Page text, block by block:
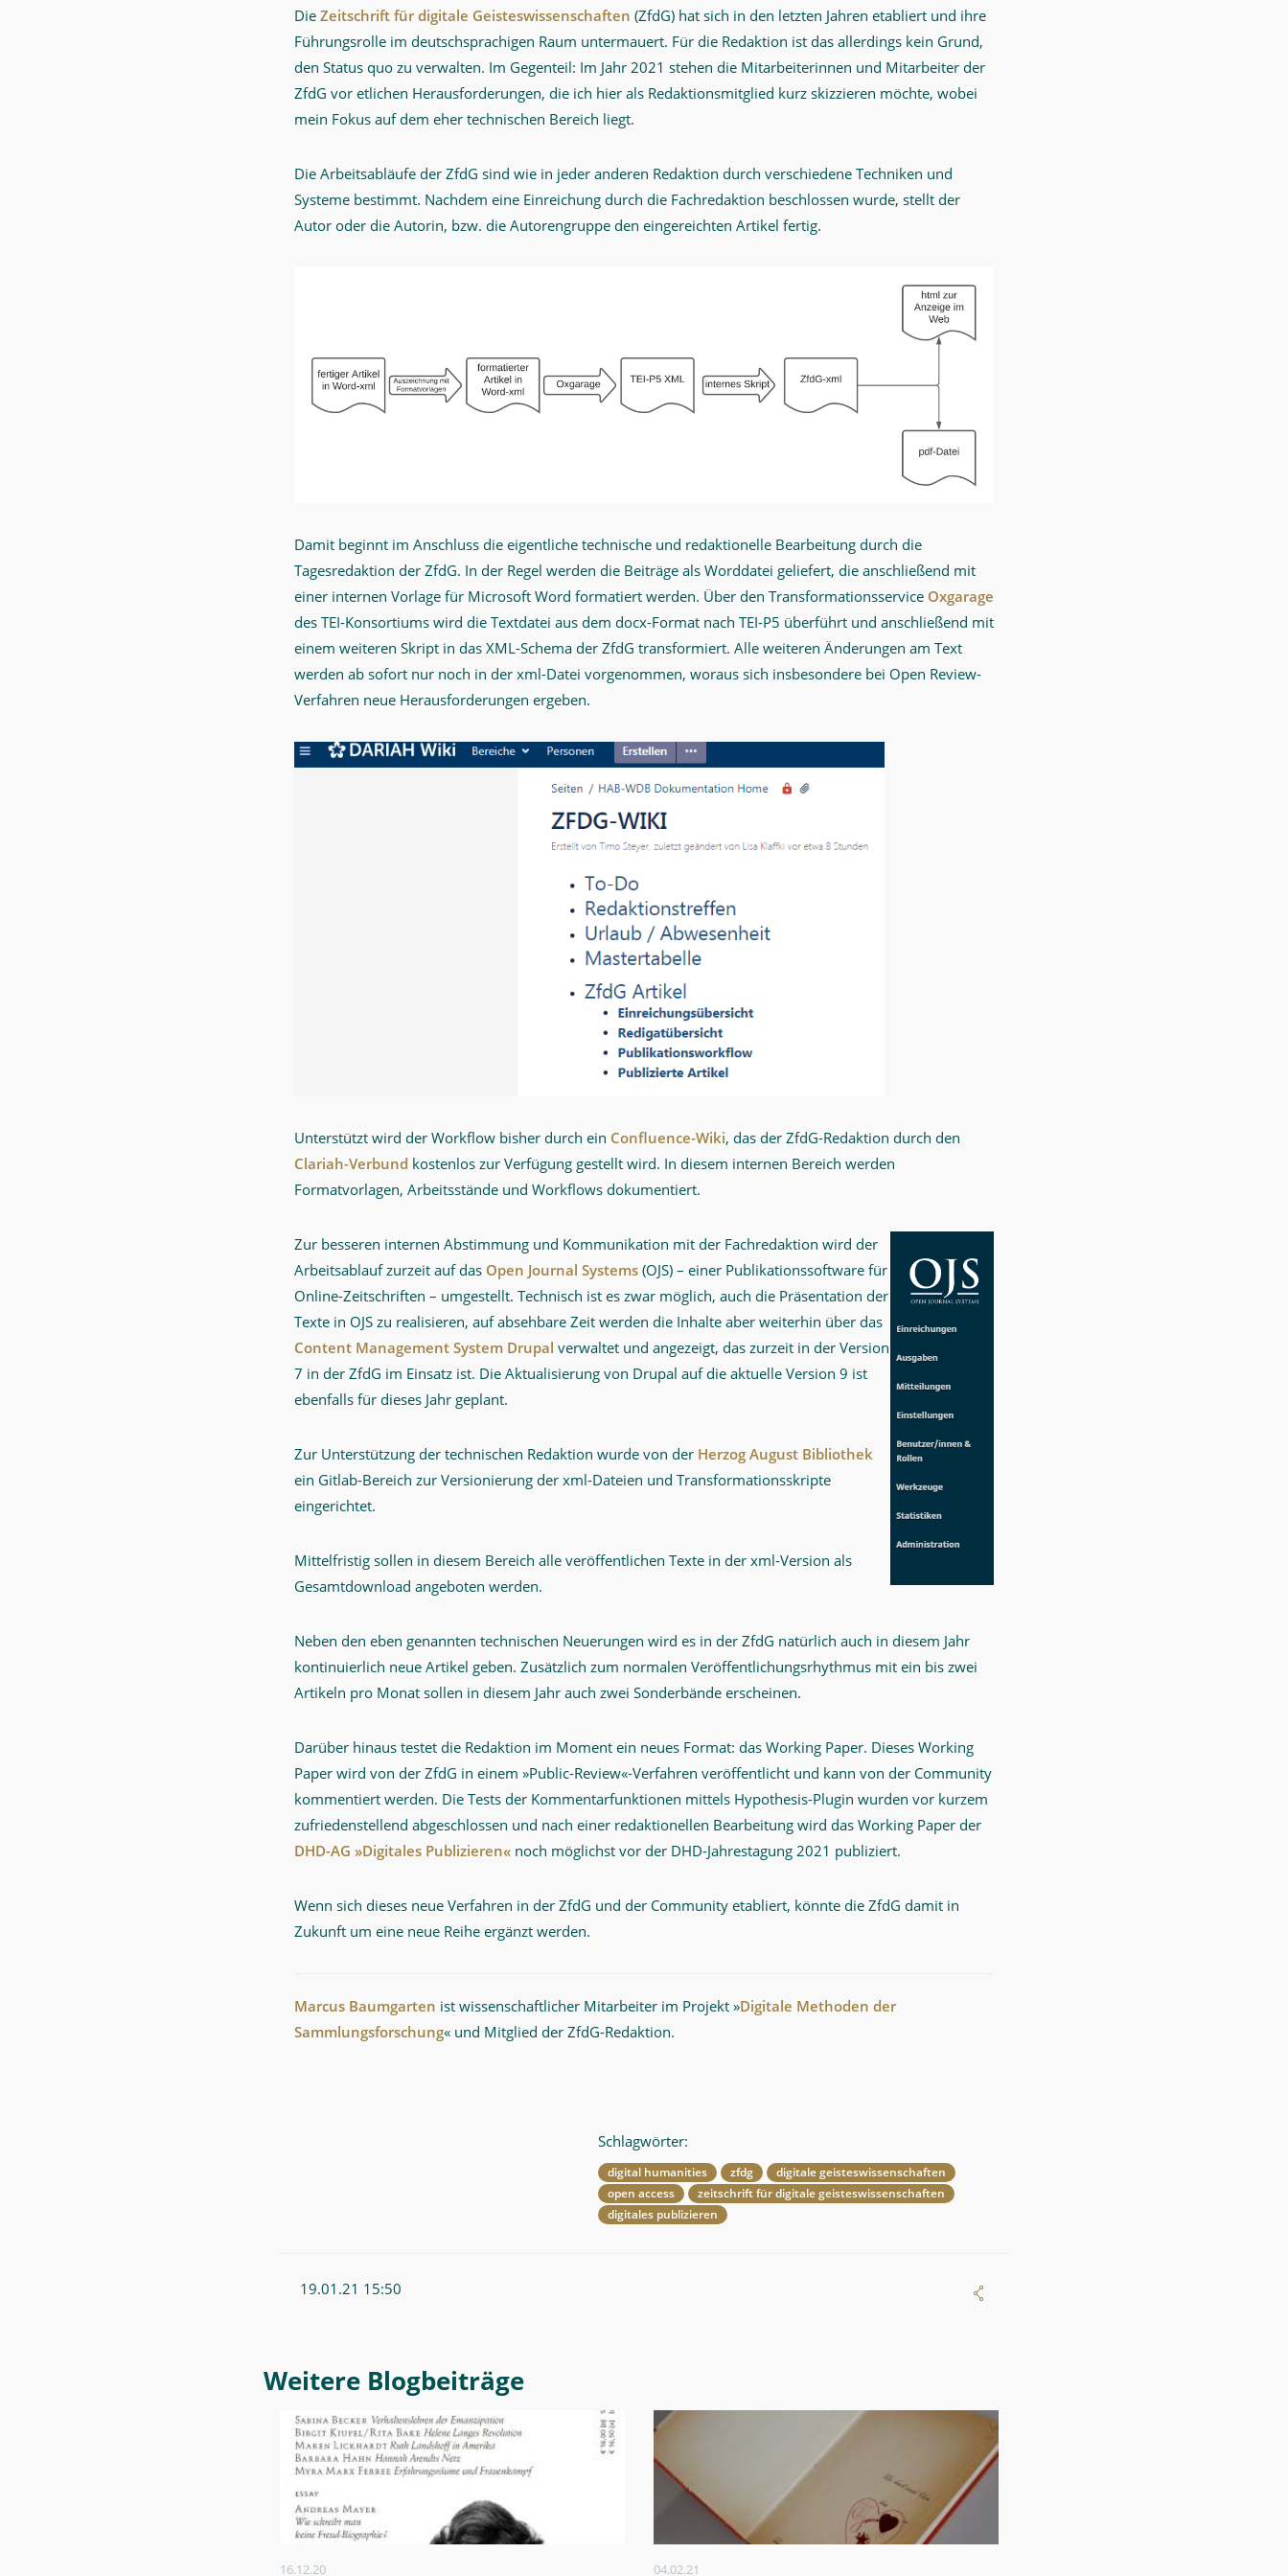
Die Zeitschrift für digitale Geisteswissenschaften (ZfdG) hat sich in den letzten Jahren etabliert und ihre
Führungsrolle im deutschsprachigen Raum untermauert. Für die Redaktion ist das allerdings kein Grund,
den Status quo zu verwalten. Im Gegenteil: Im Jahr 2021 stehen die Mitarbeiterinnen und Mitarbeiter der
ZfdG vor etlichen Herausforderungen, die ich hier als Redaktionsmitglied kurz skizzieren möchte, wobei
mein Fokus auf dem eher technischen Bereich liegt.
Die Arbeitsabläufe der ZfdG sind wie in jeder anderen Redaktion durch verschiedene Techniken und
Systeme bestimmt. Nachdem eine Einreichung durch die Fachredaktion beschlossen wurde, stellt der
Autor oder die Autorin, bzw. die Autorengruppe den eingereichten Artikel fertig.
Damit beginnt im Anschluss die eigentliche technische und redaktionelle Bearbeitung durch die
Tagesredaktion der ZfdG. In der Regel werden die Beiträge als Worddatei geliefert, die anschließend mit
einer internen Vorlage für Microsoft Word formatiert werden. Über den Transformationsservice Oxgarage
des TEI-Konsortiums wird die Textdatei aus dem docx-Format nach TEI-P5 überführt und anschließend mit
einem weiteren Skript in das XML-Schema der ZfdG transformiert. Alle weiteren Änderungen am Text
werden ab sofort nur noch in der xml-Datei vorgenommen, woraus sich insbesondere bei Open Review-
Verfahren neue Herausforderungen ergeben.
Unterstützt wird der Workflow bisher durch ein Confluence-Wiki, das der ZfdG-Redaktion durch den
Clariah-Verbund kostenlos zur Verfügung gestellt wird. In diesem internen Bereich werden
Formatvorlagen, Arbeitsstände und Workflows dokumentiert.
Zur besseren internen Abstimmung und Kommunikation mit der Fachredaktion wird der
Arbeitsablauf zurzeit auf das Open Journal Systems (OJS) – einer Publikationssoftware für
Online-Zeitschriften – umgestellt. Technisch ist es zwar möglich, auch die Präsentation der
Texte in OJS zu realisieren, auf absehbare Zeit werden die Inhalte aber weiterhin über das
Content Management System Drupal verwaltet und angezeigt, das zurzeit in der Version
7 in der ZfdG im Einsatz ist. Die Aktualisierung von Drupal auf die aktuelle Version 9 ist
ebenfalls für dieses Jahr geplant.
Zur Unterstützung der technischen Redaktion wurde von der Herzog August Bibliothek
ein Gitlab-Bereich zur Versionierung der xml-Dateien und Transformationsskripte
eingerichtet.
Mittelfristig sollen in diesem Bereich alle veröffentlichen Texte in der xml-Version als
Gesamtdownload angeboten werden.
Neben den eben genannten technischen Neuerungen wird es in der ZfdG natürlich auch in diesem Jahr
kontinuierlich neue Artikel geben. Zusätzlich zum normalen Veröffentlichungsrhythmus mit ein bis zwei
Artikeln pro Monat sollen in diesem Jahr auch zwei Sonderbände erscheinen.
Darüber hinaus testet die Redaktion im Moment ein neues Format: das Working Paper. Dieses Working
Paper wird von der ZfdG in einem »Public-Review«-Verfahren veröffentlicht und kann von der Community
kommentiert werden. Die Tests der Kommentarfunktionen mittels Hypothesis-Plugin wurden vor kurzem
zufriedenstellend abgeschlossen und nach einer redaktionellen Bearbeitung wird das Working Paper der
DHD-AG »Digitales Publizieren« noch möglichst vor der DHD-Jahrestagung 2021 publiziert.
Wenn sich dieses neue Verfahren in der ZfdG und der Community etabliert, könnte die ZfdG damit in
Zukunft um eine neue Reihe ergänzt werden.
Marcus Baumgarten ist wissenschaftlicher Mitarbeiter im Projekt »Digitale Methoden der
Sammlungsforschung« und Mitglied der ZfdG-Redaktion.
Schlagwörter:
digital humanities zfdg
digitale geisteswissenschaften
open access
zeitschrift für digitale geisteswissenschaften
digitales publizieren
19.01.21 15:50
Weitere Blogeintrag
16.12.20 04.02.21